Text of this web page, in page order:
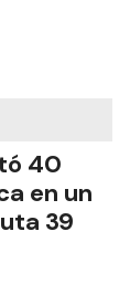
40
en un
39